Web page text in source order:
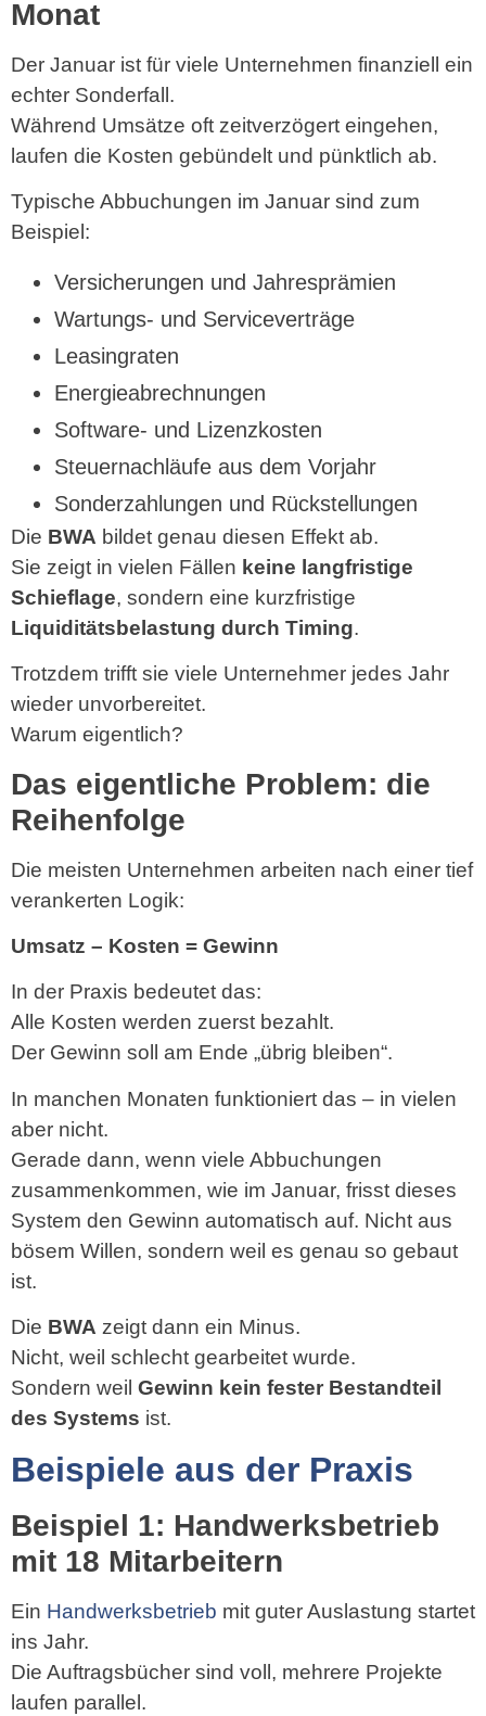
Monat
Der Januar ist für viele Unternehmen finanziell ein
echter Sonderfall.
Während Umsätze oft zeitverzögert eingehen,
laufen die Kosten gebündelt und pünktlich ab.
Typische Abbuchungen im Januar sind zum
Beispiel:
Versicherungen und Jahresprämien
Wartungs- und Serviceverträge
Leasingraten
Energieabrechnungen
Software- und Lizenzkosten
Steuernachläufe aus dem Vorjahr
Sonderzahlungen und Rückstellungen
Die BWA bildet genau diesen Effekt ab.
Sie zeigt in vielen Fällen keine langfristige
Schieflage, sondern eine kurzfristige
Liquiditätsbelastung durch Timing.
Trotzdem trifft sie viele Unternehmer jedes Jahr
wieder unvorbereitet.
Warum eigentlich?
Das eigentliche Problem: die
Reihenfolge
Die meisten Unternehmen arbeiten nach einer tief
verankerten Logik:
Umsatz – Kosten = Gewinn
In der Praxis bedeutet das:
Alle Kosten werden zuerst bezahlt.
Der Gewinn soll am Ende „übrig bleiben“.
In manchen Monaten funktioniert das – in vielen
aber nicht.
Gerade dann, wenn viele Abbuchungen
zusammenkommen, wie im Januar, frisst dieses
System den Gewinn automatisch auf. Nicht aus
bösem Willen, sondern weil es genau so gebaut
ist.
Die BWA zeigt dann ein Minus.
Nicht, weil schlecht gearbeitet wurde.
Sondern weil Gewinn kein fester Bestandteil
des Systems ist.
Beispiele aus der Praxis
Beispiel 1: Handwerksbetrieb
mit 18 Mitarbeitern
Ein Handwerksbetrieb mit guter Auslastung startet
ins Jahr.
Die Auftragsbücher sind voll, mehrere Projekte
laufen parallel.